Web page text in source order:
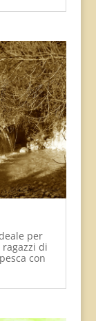
per
di
con